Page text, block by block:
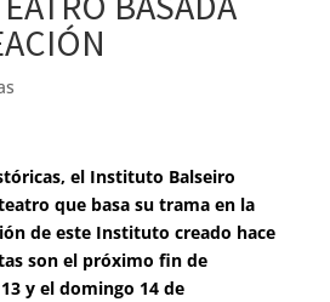
el Instituto Balseiro
que basa su trama en la
de este Instituto creado hace
son el próximo fin de
y el domingo 14 de